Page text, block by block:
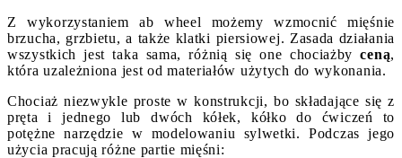
Z wykorzystaniem ab wheel możemy wzmocnić mięśnie
brzucha, grzbietu, a także klatki piersiowej. Zasada działania
wszystkich jest taka sama, różnią się one chociażbyceną,
która uzależniona jest od materiałów użytych do wykonania.
Chociaż niezwykle proste w konstrukcji, bo składające się z
pręta i jednego lub dwóch kółek, kółko do ćwiczeń to
potężne narzędzie w modelowaniu sylwetki. Podczas jego
użycia pracują różne partie mięśni: